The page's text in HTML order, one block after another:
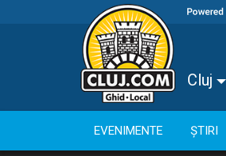
Cluj
EVENIMENTE ȘTIRI